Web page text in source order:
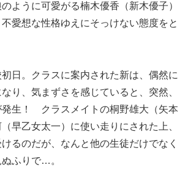
ように可愛がる楠木優香（新木優子）
愛想な性格ゆえにそっけない態度をと
日。クラスに案内された新は、偶然に
り、気まずさを感じていると、突然、
発生！ クラスメイトの桐野雄大（矢本
早乙女太一）に使い走りにされた上、
るのだが、なんと他の生徒だけでなく
ふりで…。